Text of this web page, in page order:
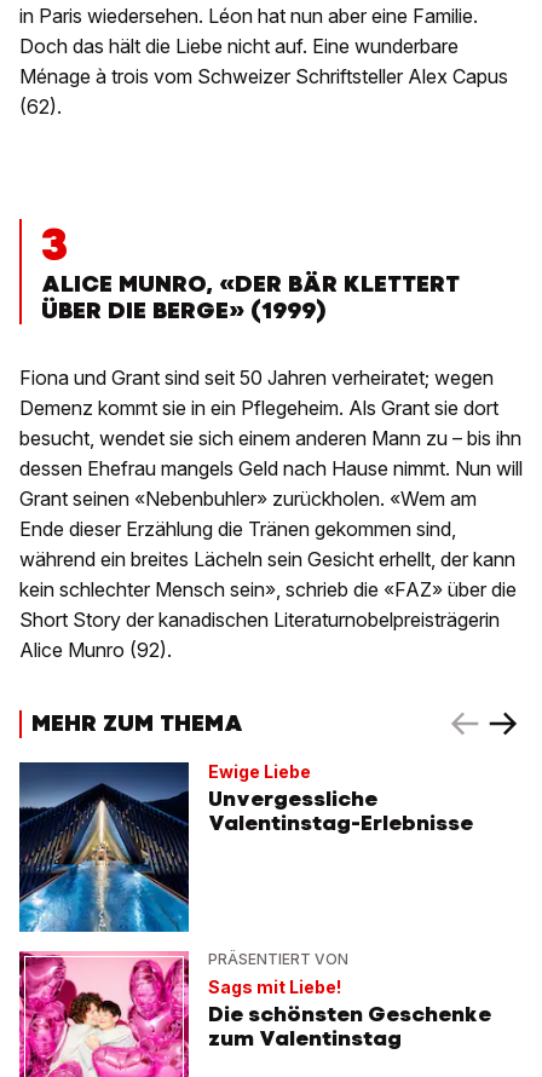
in Paris wiedersehen. Léon hat nun aber eine Familie.
Doch das hält die Liebe nicht auf. Eine wunderbare
Ménage à trois vom Schweizer Schriftsteller Alex Capus
(62).
3
ALICE MUNRO, «DER BÄR KLETTERT
ÜBER DIE BERGE» (1999)
Fiona und Grant sind seit 50 Jahren verheiratet; wegen
Demenz kommt sie in ein Pflegeheim. Als Grant sie dort
besucht, wendet sie sich einem anderen Mann zu – bis ihn
dessen Ehefrau mangels Geld nach Hause nimmt. Nun will
Grant seinen «Nebenbuhler» zurückholen. «Wem am
Ende dieser Erzählung die Tränen gekommen sind,
während ein breites Lächeln sein Gesicht erhellt, der kann
kein schlechter Mensch sein», schrieb die «FAZ» über die
Short Story der kanadischen Literaturnobelpreisträgerin
Alice Munro (92).
MEHR ZUM THEMA
Ewige Liebe
Unvergessliche
Valentinstag-Erlebnisse
PRÄSENTIERT VON
Sags mit Liebe!
Die schönsten Geschenke
zum Valentinstag